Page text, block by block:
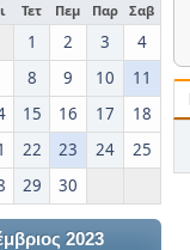
Τετ Πεμ Παρ Σαβ
1 2 3
4
8 9 10
11
15 16 17
18
22 23 24
25
29 30
2023